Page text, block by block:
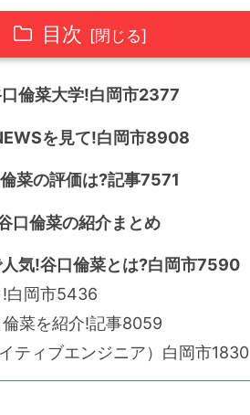
目次
倫菜大学!白岡市2377
を見て!白岡市8908
菜の評価は?記事7571
口倫菜の紹介まとめ
気!谷口倫菜とは?白岡市7590
!白岡市5436
菜を紹介!記事8059
ティブエンジニア）白岡市1830